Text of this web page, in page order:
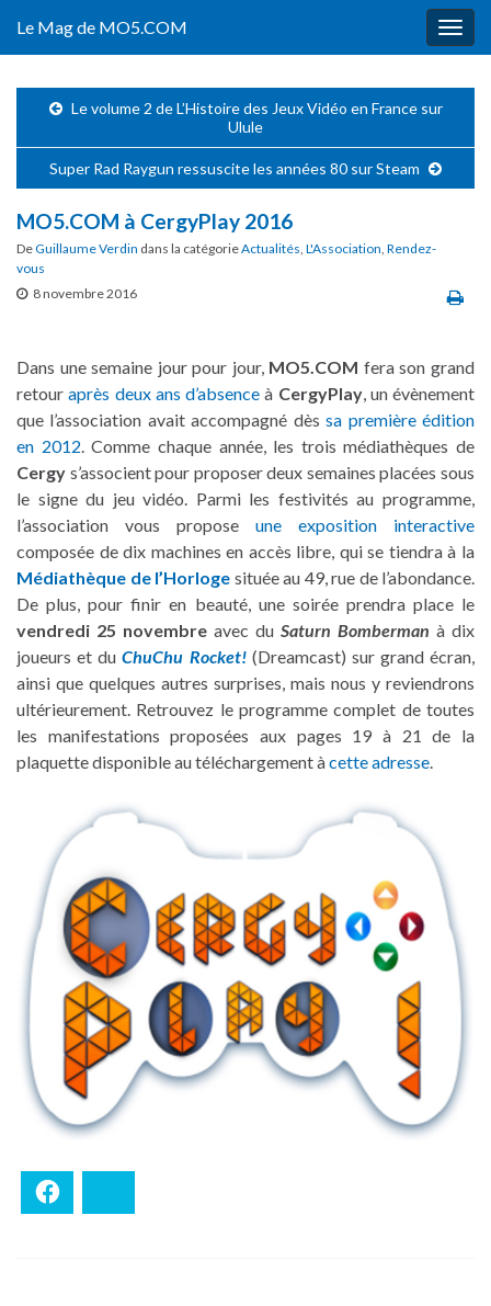
Le Mag de MO5.COM
Le volume 2 de L’Histoire des Jeux Vidéo en France sur
Ulule
Super Rad Raygun ressuscite les années 80 sur Steam
MO5.COM à CergyPlay 2016
DeGuillaume Verdin dans la catégorieActualités, L'Association, Rendez-
vous
8 novembre 2016
Dans une semaine jour pour jour, MO5.COM fera son grand
retouraprès deux ans d’absence à CergyPlay, un évènement
que l’association avait accompagné dèssa première édition
en 2012. Comme chaque année, les trois médiathèques de
Cergy s’associent pour proposer deux semaines placées sous
le signe du jeu vidéo. Parmi les festivités au programme,
l’association vous propose une exposition interactive
composée de dix machines en accès libre, qui se tiendra à la
Médiathèque de l’Horloge située au 49, rue de l’abondance.
De plus, pour finir en beauté, une soirée prendra place le
vendredi 25 novembre avec du Saturn Bomberman à dix
joueurs et duChuChu Rocket!(Dreamcast) sur grand écran,
ainsi que quelques autres surprises, mais nous y reviendrons
ultérieurement. Retrouvez le programme complet de toutes
les manifestations proposées aux pages 19 à 21 de la
plaquette disponible au téléchargement àcette adresse.